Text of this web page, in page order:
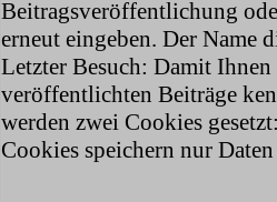
Beitragsveröffentlichung
erneut eingeben. Der Name
Letzter Besuch: Damit
veröffentlichten Beiträge
werden zwei Cookies
Cookies speichern nur